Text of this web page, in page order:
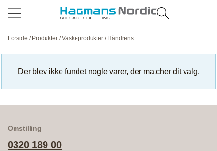
Forside / Produkter /Vaskeprodukter / Håndrens
Der blev ikke fundet nogle varer, der matcher dit valg.
Omstilling
0320 189 00